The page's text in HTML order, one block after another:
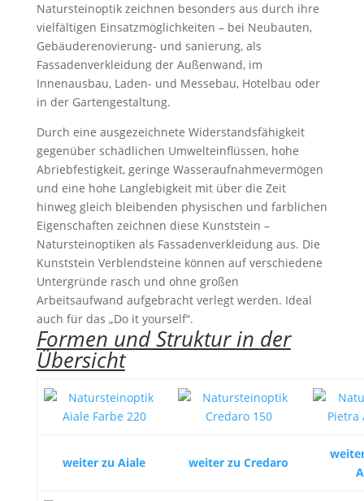
Natursteinoptik zeichnen besonders aus durch ihre
vielfältigen Einsatzmöglichkeiten – bei Neubauten,
Gebäuderenovierung- und sanierung, als
Fassadenverkleidung der Außenwand, im
Innenausbau, Laden- und Messebau, Hotelbau oder
in der Gartengestaltung.
Durch eine ausgezeichnete Widerstandsfähigkeit
gegenüber schädlichen Umwelteinflüssen, hohe
Abriebfestigkeit, geringe Wasseraufnahmevermögen
und eine hohe Langlebigkeit mit über die Zeit
hinweg gleich bleibenden physischen und farblichen
Eigenschaften zeichnen diese Kunststein –
Natursteinoptiken als Fassadenverkleidung aus. Die
Kunststein Verblendsteine können auf verschiedene
Untergründe rasch und ohne großen
Arbeitsaufwand aufgebracht verlegt werden. Ideal
auch für das „Do it yourself“.
Formen und Struktur in der
Übersicht
weiter zu Aiale weiter zu Credaro